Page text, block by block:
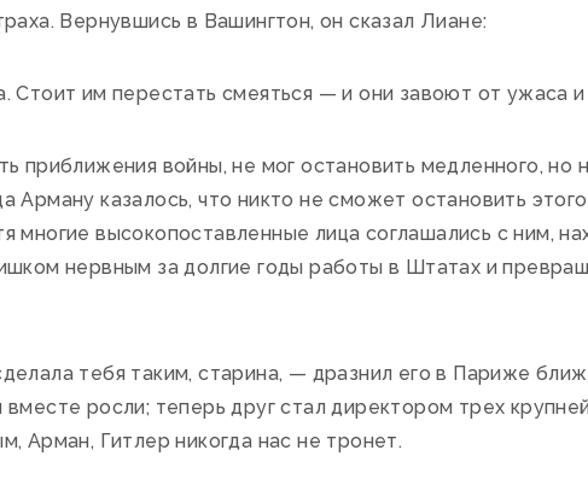
Вернувшись в Вашингтон, он сказал Лиане:
им перестать смеяться — и они завоют от ужаса и
приближения войны, не мог остановить медленного, но
Арману казалось, что никто не сможет остановить
многие высокопоставленные лица соглашались с ним,
нервным за долгие годы работы в Штатах и
тебя таким, старина, — дразнил его в Париже
росли; теперь друг стал директором трех
Арман, Гитлер никогда нас не тронет.